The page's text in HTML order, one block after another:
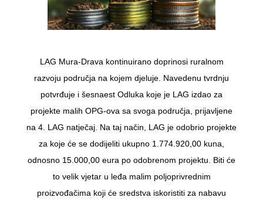
LAG Mura-Drava kontinuirano doprinosi ruralnom
razvoju područja na kojem djeluje. Navedenu tvrdnju
potvrđuje i šesnaest Odluka koje je LAG izdao za
projekte malih OPG-ova sa svoga područja, prijavljene
na 4. LAG natječaj. Na taj način, LAG je odobrio projekte
za koje će se dodijeliti ukupno 1.774.920,00 kuna,
odnosno 15.000,00 eura po odobrenom projektu. Biti će
to velik vjetar u leđa malim poljoprivrednim
proizvođačima koji će sredstva iskoristiti za nabavu